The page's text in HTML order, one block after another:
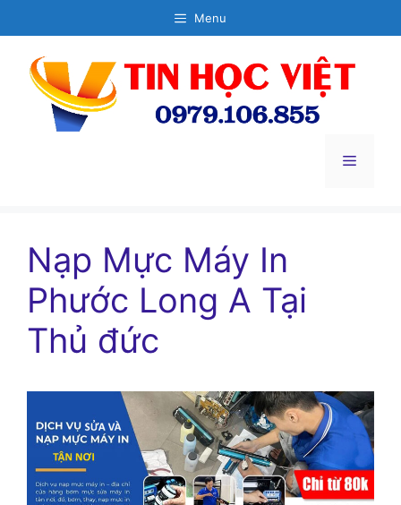
đến
dung
Menu
Menu
Nạp Mực Máy In
Phước Long A Tại
Thủ đức